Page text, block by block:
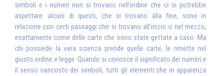
simboli e i numeri non si trovano nell’ordine che ci si potrebbe
aspettare: alcuni di questi, che si trovano alla fine, sono in
relazione con certi passaggi che si trovano all’inizio o nel mezzo,
esattamente come delle carte che sono state gettate a caso. Ma
chi possiede la vera scienza prende quelle carte, le rimette nel
giusto ordine e legge. Quando si conosce il significato dei numeri e
il senso nascosto dei simboli, tutti gli elementi che in apparenza